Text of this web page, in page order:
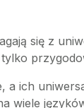
się z
ich
wiele